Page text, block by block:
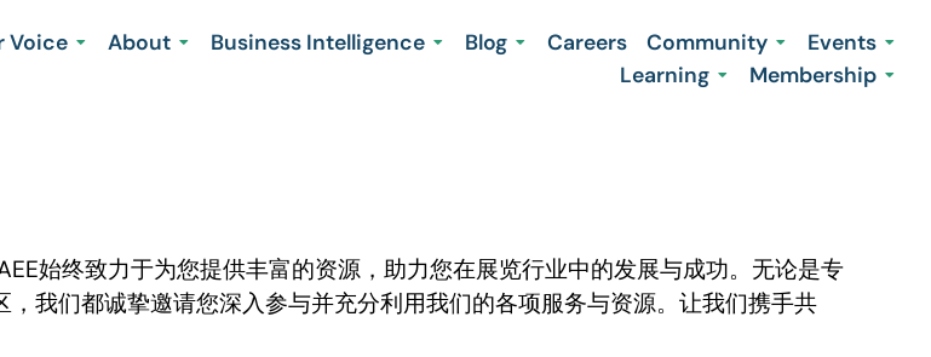
Voice About Business Intelligence Blog Careers Community
Events
Learning
Membership
始终致力于为您提供丰富的资源，助力您在展览行业中的发展与成功。无论是专
我们都诚挚邀请您深入参与并充分利用我们的各项服务与资源。让我们携手共